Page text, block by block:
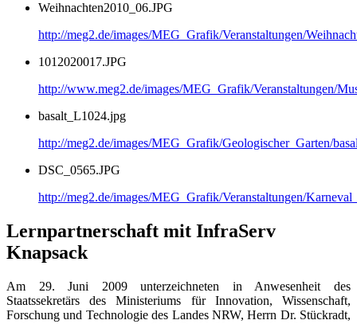
Weihnachten2010_06.JPG
http://meg2.de/images/MEG_Grafik/Veranstaltungen/
1012020017.JPG
http://www.meg2.de/images/MEG_Grafik/Veranstaltungen/
basalt_L1024.jpg
http://meg2.de/images/MEG_Grafik/Geologischer_Garten/
DSC_0565.JPG
http://meg2.de/images/MEG_Grafik/Veranstaltungen/
Lernpartnerschaft mit InfraServ
Knapsack
Am 29. Juni 2009 unterzeichneten in Anwesenheit des
Staatssekretärs des Ministeriums für Innovation, Wissenschaft,
Forschung und Technologie des Landes NRW, Herrn Dr. Stückradt,